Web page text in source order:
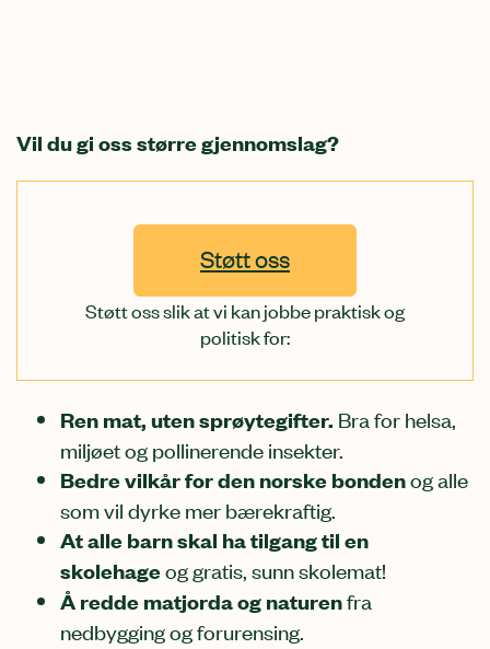
Vil du gi oss større gjennomslag?
Støtt oss
Støtt oss slik at vi kan jobbe praktisk og
politisk for:
Ren mat, uten sprøytegifter. Bra for helsa,
miljøet og pollinerende insekter.
Bedre vilkår for den norske bondenog alle
som vil dyrke mer bærekraftig.
At alle barn skal ha tilgang til en
skolehageog gratis, sunn skolemat!
Å redde matjorda og naturenfra
nedbygging og forurensing.